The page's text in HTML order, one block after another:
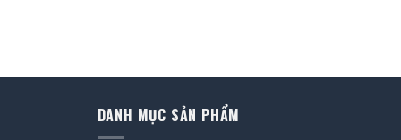
DANH MỤC SẢN PHẨM